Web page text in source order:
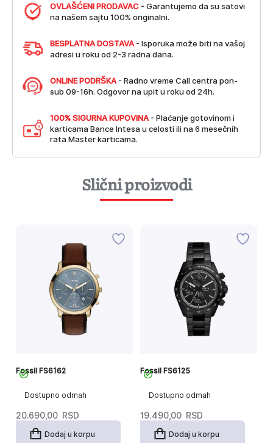
OVLAŠĆENI PRODAVAC - Garantujemo da su satovi
na našem sajtu 100% originalni.
BESPLATNA DOSTAVA - Isporuka može biti na vašoj
adresi u roku od 2-3 radna dana.
ONLINE PODRŠKA - Radno vreme Call centra pon-
sub 09-16h. Odgovor na upit u roku od 24h.
100% SIGURNA KUPOVINA - Plaćanje gotovinom i
karticama Bance Intesa u celosti ili na 6 mesečnih
rata Master karticama.
Slični proizvodi
Dostupno odmah
Fossil FS6162
20.690,00 RSD
Dodaj u korpu
Dostupno odmah
Fossil FS6125
19.490,00 RSD
Dodaj u korpu